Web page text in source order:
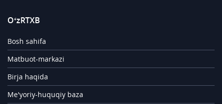
O‘zRTXB
Bosh sahifa
Matbuot-markazi
Birja haqida
Me'yoriy-huquqiy baza